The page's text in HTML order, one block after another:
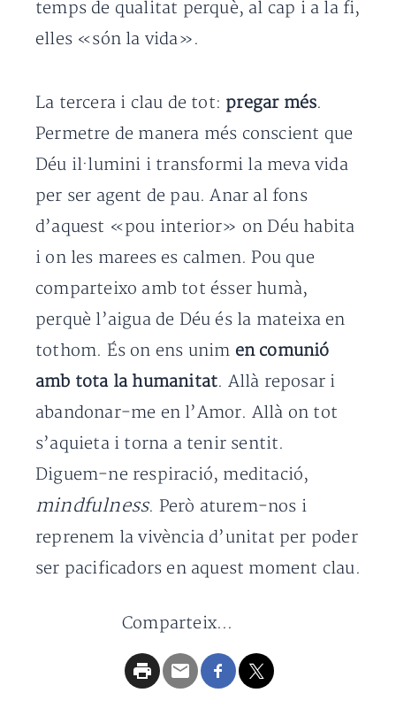
temps de qualitat perquè, al cap i a la fi,
elles «són la vida».
La tercera i clau de tot: pregar més.
Permetre de manera més conscient que
Déu il·lumini i transformi la meva vida
per ser agent de pau. Anar al fons
d’aquest «pou interior» on Déu habita
i on les marees es calmen. Pou que
comparteixo amb tot ésser humà,
perquè l’aigua de Déu és la mateixa en
tothom. És on ens unim en comunió
amb tota la humanitat. Allà reposar i
abandonar-me en l’Amor. Allà on tot
s’aquieta i torna a tenir sentit.
Diguem-ne respiració, meditació,
mindfulness. Però aturem-nos i
reprenem la vivència d’unitat per poder
ser pacificadors en aquest moment clau.
Comparteix...